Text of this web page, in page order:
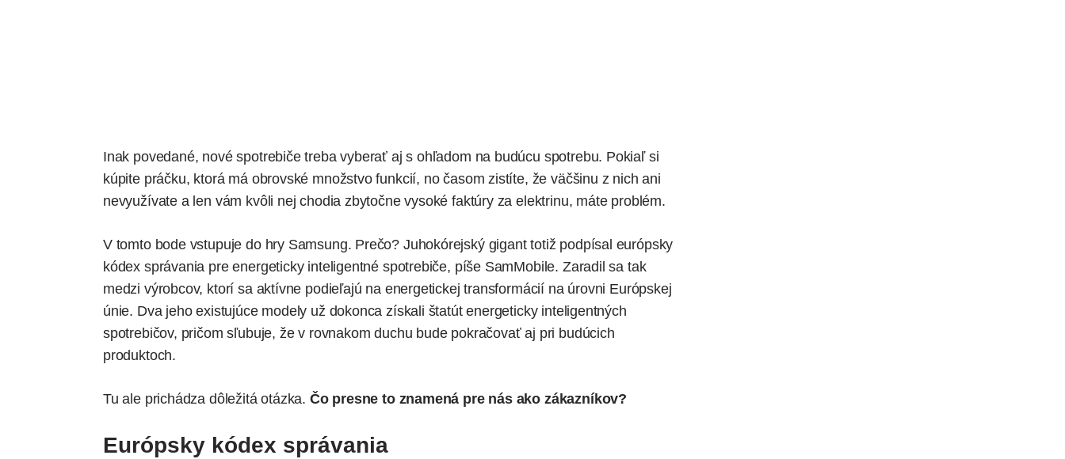
Inak povedané, nové spotrebiče treba vyberať aj s ohľadom na budúcu spotrebu. Pokiaľ si
kúpite práčku, ktorá má obrovské množstvo funkcií, no časom zistíte, že väčšinu z nich ani
nevyužívate a len vám kvôli nej chodia zbytočne vysoké faktúry za elektrinu, máte problém.
V tomto bode vstupuje do hry Samsung. Prečo? Juhokórejský gigant totiž podpísal európsky
kódex správania pre energeticky inteligentné spotrebiče, píše SamMobile. Zaradil sa tak
medzi výrobcov, ktorí sa aktívne podieľajú na energetickej transformácií na úrovni Európskej
únie. Dva jeho existujúce modely už dokonca získali štatút energeticky inteligentných
spotrebičov, pričom sľubuje, že v rovnakom duchu bude pokračovať aj pri budúcich
produktoch.
Tu ale prichádza dôležitá otázka. Čo presne to znamená pre nás ako zákazníkov?
Európsky kódex správania